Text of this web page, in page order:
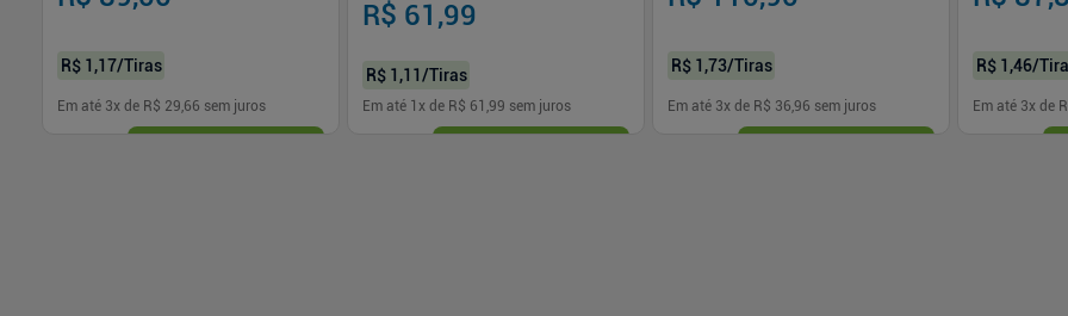
R$ 1,17/Tiras
Em até 3x de R$ 29,66 sem juros
R$ 61,99
R$ 1,11/Tiras
Em até 1 x de R$ 61,99 sem juros
R$ 1,73/Tiras
Em até 3x de R$ 36,96 sem juros
R$ 1,46/
Em até 3x de